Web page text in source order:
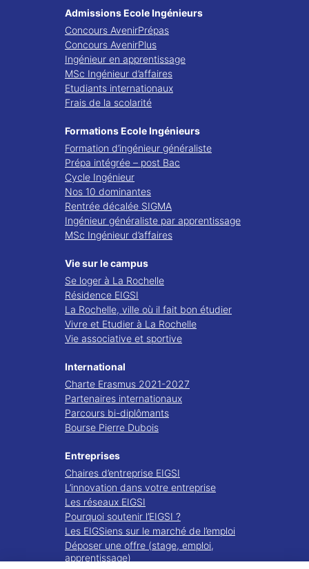
Admissions Ecole Ingénieurs
Concours AvenirPrépas
Concours AvenirPlus
Ingénieur en apprentissage
MSc Ingénieur d’affaires
Etudiants internationaux
Frais de la scolarité
Formations Ecole Ingénieurs
Formation d’ingénieur généraliste
Prépa intégrée – post Bac
Cycle Ingénieur
Nos 10 dominantes
Rentrée décalée SIGMA
Ingénieur généraliste par apprentissage
MSc Ingénieur d’affaires
Vie sur le campus
Se loger à La Rochelle
Résidence EIGSI
La Rochelle, ville où il fait bon étudier
Vivre et Etudier à La Rochelle
Vie associative et sportive
International
Charte Erasmus 2021-2027
Partenaires internationaux
Parcours bi-diplômants
Bourse Pierre Dubois
Entreprises
Chaires d’entreprise EIGSI
L’innovation dans votre entreprise
Les réseaux EIGSI
Pourquoi soutenir l’EIGSI ?
Les EIGSiens sur le marché de l’emploi
Déposer une offre (stage, emploi,
apprentissage)